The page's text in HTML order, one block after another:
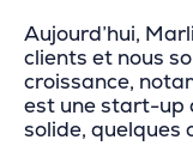
Aujourd’hui,
clients et nous
croissance,
est une start-up
solide, quelques